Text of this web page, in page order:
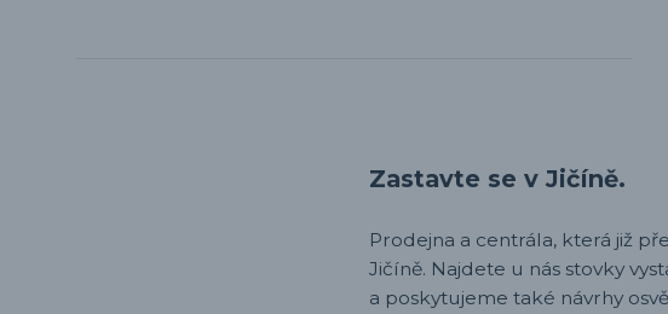
Zastavte se v Jičíně.
Prodejna a centrála, která již
Jičíně. Najdete u nás stovky
a poskytujeme také návrhy